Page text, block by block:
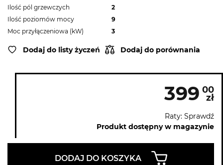
Ilość pól grzewczych
2
Ilość poziomów mocy
9
Moc przyłączeniowa (kW)
3
Dodaj do listy życzeń Dodaj do porównania
399 00
zł
Raty: Sprawdź
Produkt dostępny w magazynie
DODAJ DO KOSZYKA